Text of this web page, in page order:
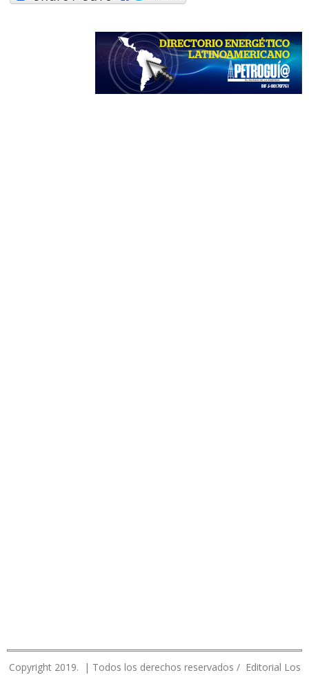
Copyright 2019. | Todos los derechos reservados / Editorial Los